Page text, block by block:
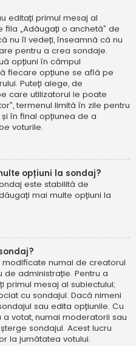
editați primul mesaj al
„Adăugați o anchetă” de
nu îl vedeți, înseamnă că nu
pentru a crea sondaje.
opțiuni în câmpul
fiecare opțiune se află pe
Puteți alege, de
care utilizatorul le poate
termenul limită în zile pentru
în final opțiunea de a
voturile.
opțiuni la sondaj?
este stabilită de
mai multe opțiuni la
numai de creatorul
administrație. Pentru a
primul mesaj al subiectului;
cu sondajul. Dacă nimeni
sau edita opțiunile. Cu
votat, numai moderatorii sau
sondajul. Acest lucru
la jumătatea votului.